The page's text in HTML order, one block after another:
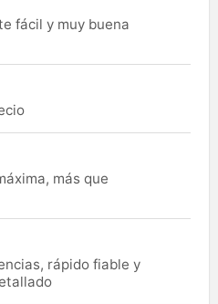
fácil y muy buena
más que
rápido fiable y